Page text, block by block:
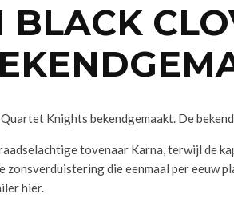
Knights bekendgemaakt. De
tovenaar Karna, terwijl de
die eenmaal per eeuw
hier.